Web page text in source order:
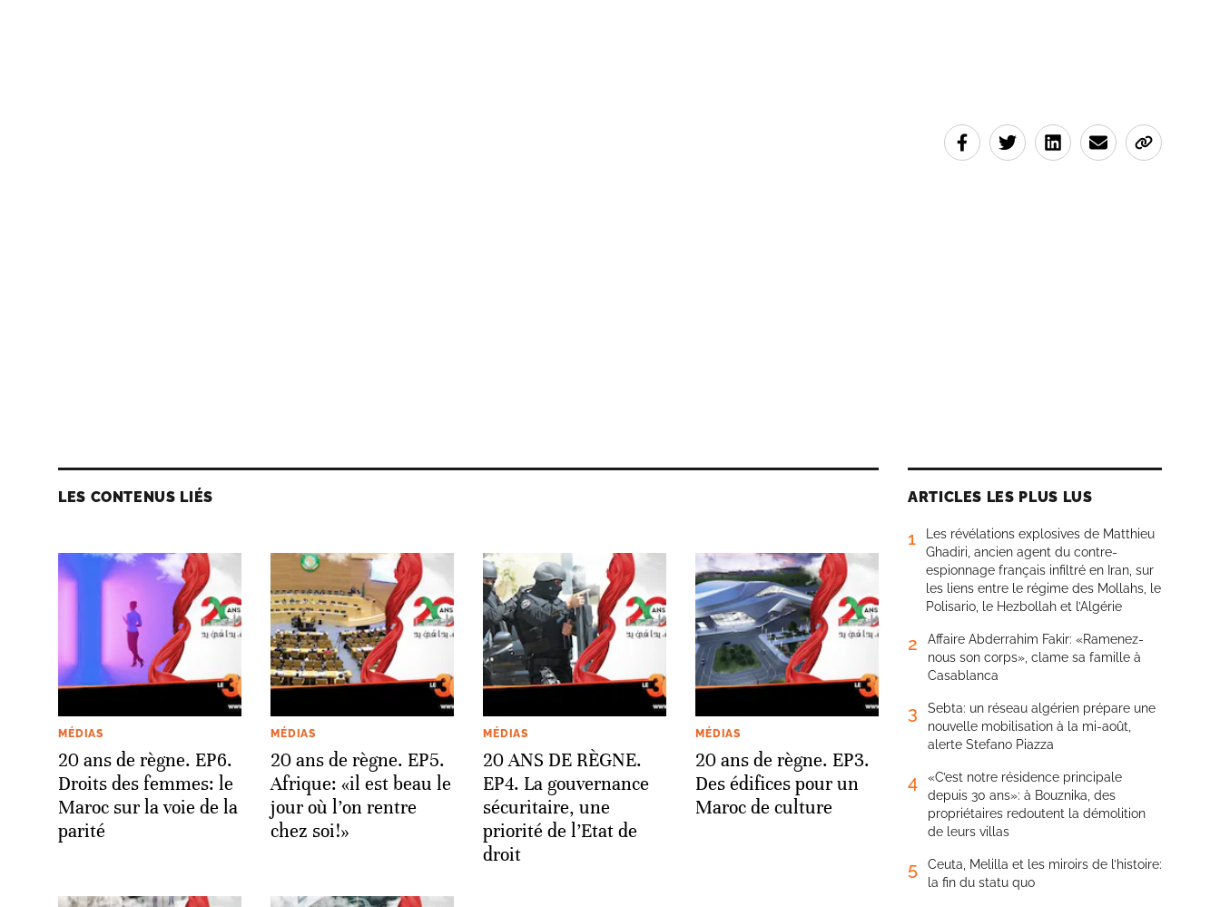
LES CONTENUS LIÉS
MÉDIAS
20 ans de règne. EP6.
Droits des femmes: le
Maroc sur la voie de la
parité
MÉDIAS
20 ans de règne. EP5.
Afrique: «il est beau le
jour où l’on rentre
chez soi!»
MÉDIAS
20 ANS DE RÈGNE.
EP4. La gouvernance
sécuritaire, une
priorité de l’Etat de
droit
MÉDIAS
20 ans de règne. EP3.
Des édifices pour un
Maroc de culture
ARTICLES LES PLUS LUS
1
Les révélations explosives de Matthieu
Ghadiri, ancien agent du contre-
espionnage français infiltré en Iran, sur
les liens entre le régime des Mollahs, le
Polisario, le Hezbollah et l’Algérie
2
Affaire Abderrahim Fakir: «Ramenez-
nous son corps», clame sa famille à
Casablanca
3
Sebta: un réseau algérien prépare une
nouvelle mobilisation à la mi-août,
alerte Stefano Piazza
4
«C’est notre résidence principale
depuis 30 ans»: à Bouznika, des
propriétaires redoutent la démolition
de leurs villas
5
Ceuta, Melilla et les miroirs de l’histoire:
la fin du statu quo